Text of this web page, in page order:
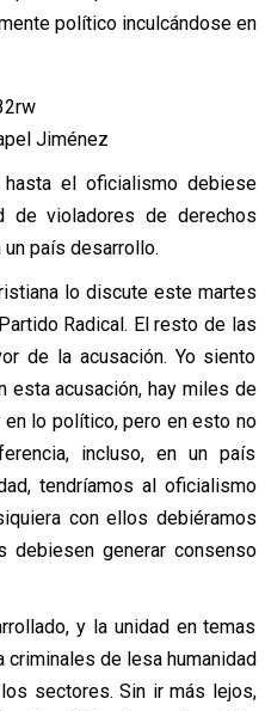
político inculcándose en
Jiménez
el oficialismo debiese
de violadores de derechos
país desarrollo.
lo discute este martes
Radical. El resto de las
de la acusación. Yo siento
esta acusación, hay miles de
lo político, pero en esto no
incluso, en un país
tendríamos al oficialismo
con ellos debiéramos
debiesen generar consenso
y la unidad en temas
de lesa humanidad
sectores. Sin ir más lejos,